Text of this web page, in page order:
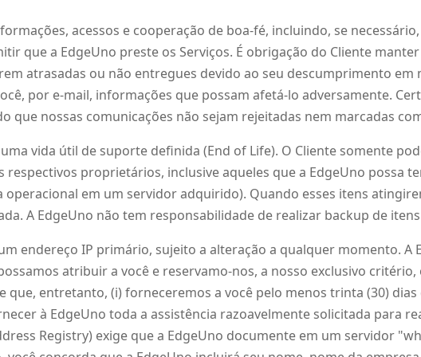
acessos e cooperação de boa-fé, incluindo, se
que a EdgeUno preste os Serviços. É obrigação do Cliente
atrasadas ou não entregues devido ao seu descumprimento em
por e-mail, informações que possam afetá-lo adversamente.
nossas comunicações não sejam rejeitadas nem marcadas
vida útil de suporte definida (End of Life). O Cliente somente
proprietários, inclusive aqueles que a EdgeUno possa
em um servidor adquirido). Quando esses itens
A EdgeUno não tem responsabilidade de realizar backup de
endereço IP primário, sujeito a alteração a qualquer momento. A
atribuir a você e reservamo-nos, a nosso exclusivo
que, entretanto, (i) forneceremos a você pelo menos trinta (30)
à EdgeUno toda a assistência razoavelmente solicitada para
Registry) exige que a EdgeUno documente em um servidor